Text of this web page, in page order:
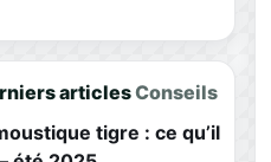
articlesConseils
tigre : ce qu’il